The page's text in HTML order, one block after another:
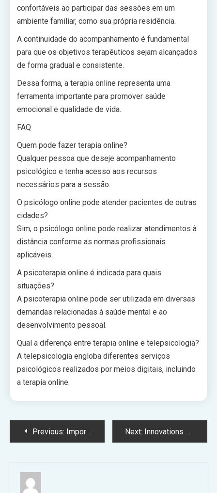
confortáveis ao participar das sessões em um
ambiente familiar, como sua própria residência.
A continuidade do acompanhamento é fundamental
para que os objetivos terapêuticos sejam alcançados
de forma gradual e consistente.
Dessa forma, a terapia online representa uma
ferramenta importante para promover saúde
emocional e qualidade de vida.
FAQ
Quem pode fazer terapia online?
Qualquer pessoa que deseje acompanhamento
psicológico e tenha acesso aos recursos
necessários para a sessão.
O psicólogo online pode atender pacientes de outras
cidades?
Sim, o psicólogo online pode realizar atendimentos à
distância conforme as normas profissionais
aplicáveis.
A psicoterapia online é indicada para quais
situações?
A psicoterapia online pode ser utilizada em diversas
demandas relacionadas à saúde mental e ao
desenvolvimento pessoal.
Qual a diferença entre terapia online e telepsicologia?
A telepsicologia engloba diferentes serviços
psicológicos realizados por meios digitais, incluindo
a terapia online.
PostPrevious: Imported Fruits in Ho Chi Minh City: Health Benefits and Reasons for Rising Popularity Next: Innovations Shaping the Future of Concrete Saw Blades